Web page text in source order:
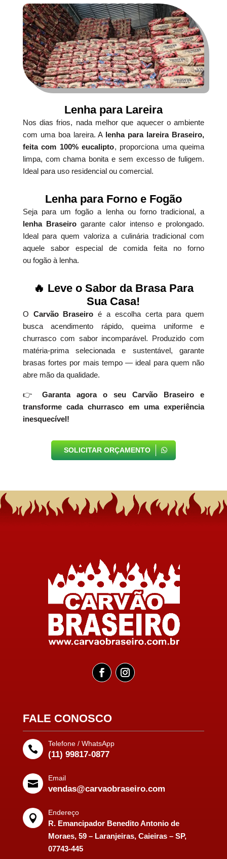
Lenha para Lareira
Nos dias frios, nada melhor que aquecer o ambiente
com uma boa lareira. A lenha para lareira Braseiro,
feita com 100% eucalipto, proporciona uma queima
limpa, com chama bonita e sem excesso de fuligem.
Ideal para uso residencial ou comercial.
Lenha para Forno e Fogão
Seja para um fogão a lenha ou forno tradicional, a
lenha Braseirogarante calor intenso e prolongado.
Ideal para quem valoriza a culinária tradicional com
aquele sabor especial de comida feita no forno
ou fogão à lenha.
🔥 Leve o Sabor da Brasa Para
Sua Casa!
O Carvão Braseiro é a escolha certa para quem
busca acendimento rápido, queima uniforme e
churrasco com sabor incomparável. Produzido com
matéria-prima selecionada e sustentável, garante
brasas fortes por mais tempo — ideal para quem não
abre mão da qualidade.
👉
Garanta agora o seu Carvão Braseiro e
transforme cada churrasco em uma experiência
inesquecível!
SOLICITAR ORÇAMENTO
FALE CONOSCO

Telefone / WhatsApp
(11) 99817-0877

Email
vendas@carvaobraseiro.com

Endereço
R. Emancipador Benedito Antonio de
Moraes, 59 – Laranjeiras, Caieiras – SP,
07743-445